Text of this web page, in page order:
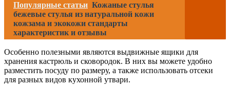
Популярные статьи Кожаные стулья
бежевые стулья из натуральной кожи
кожзама и экокожи стандарты
характеристик и отзывы
Особенно полезными являются выдвижные ящики для
хранения кастрюль и сковородок. В них вы можете удобно
разместить посуду по размеру, а также использовать отсеки
для разных видов кухонной утвари.